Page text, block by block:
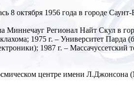
8 октября 1956 года в городе
Миннечауг Регионал Найт Скул в
1975 г. – Университет Парда
1987 г. – Массачуссетский
центре имени Л.Джонсона